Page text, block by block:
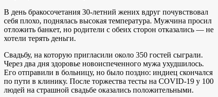
В день бракосочетания 30-летний жених вдруг почувствовал
себя плохо, поднялась высокая температура. Мужчина просил
отложить банкет, но родители с обеих сторон отказались — не
хотели терять деньги.
Свадьбу, на которую пригласили около 350 гостей сыграли.
Через два дня здоровье новоиспеченного мужа ухудшилось.
Его отправили в больницу, но было поздно: индиец скончался
по пути в клинику. После торжества тесты на COVID-19 у 100
людей на страшной свадьбе оказались положительными.